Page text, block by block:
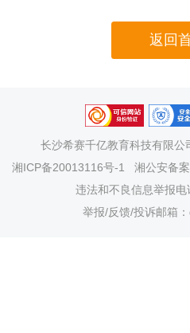
返回
长沙希赛千亿教育科技有限公
湘ICP备20013116号-1
湘公安备
违法和不良信息举报
举报/反馈/投诉邮箱